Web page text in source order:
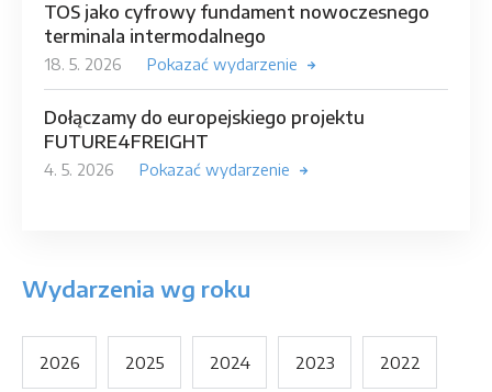
TOS jako cyfrowy fundament nowoczesnego
terminala intermodalnego
18. 5. 2026 Pokazać wydarzenie
Dołączamy do europejskiego projektu
FUTURE4FREIGHT
4. 5. 2026 Pokazać wydarzenie
Wydarzenia wg roku
2026 2025 2024 2023 2022